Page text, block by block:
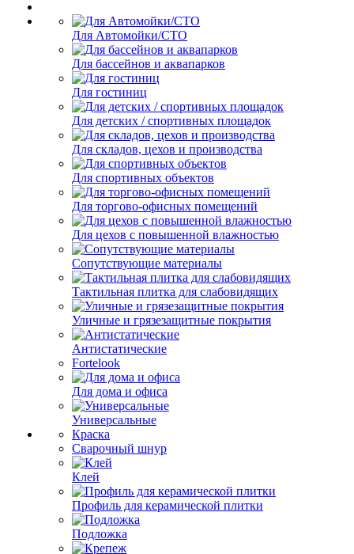
Для Автомойки/СТО
Для бассейнов и аквапарков
Для гостиниц
Для детских / спортивных площадок
Для складов, цехов и производства
Для спортивных объектов
Для торгово-офисных помещений
Для цехов с повышенной влажностью
Сопутствующие материалы
Тактильная плитка для слабовидящих
Уличные и грязезащитные покрытия
Антистатические
Fortelook
Для дома и офиса
Универсальные
Краска
Сварочный шнур
Клей
Профиль для керамической плитки
Подложка